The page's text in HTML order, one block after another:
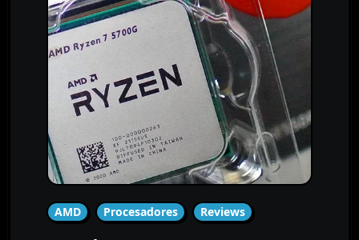
AMD Procesadores Reviews